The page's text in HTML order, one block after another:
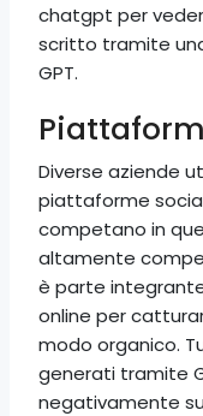
chatgpt per
scritto tramite
GPT.
Diverse aziende
piattaforme
competano in
altamente
è parte
online per
modo organico.
generati tramite
negativamente